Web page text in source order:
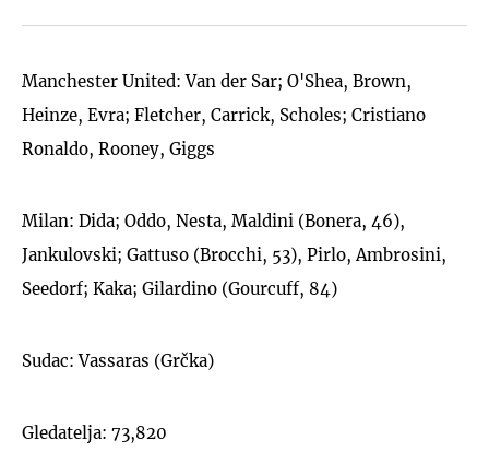
Manchester United: Van der Sar; O'Shea, Brown,
Heinze, Evra; Fletcher, Carrick, Scholes; Cristiano
Ronaldo, Rooney, Giggs
Milan: Dida; Oddo, Nesta, Maldini (Bonera, 46),
Jankulovski; Gattuso (Brocchi, 53), Pirlo, Ambrosini,
Seedorf; Kaka; Gilardino (Gourcuff, 84)
Sudac: Vassaras (Grčka)
Gledatelja: 73,820